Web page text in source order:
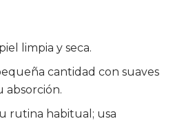
limpia y seca.
cantidad con suaves
absorción.
rutina habitual; usa